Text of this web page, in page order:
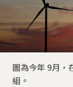
圖為今年 9月，
組。